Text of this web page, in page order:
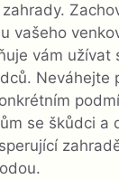
vašeho
vám užívat
Neváhejte
se škůdci a